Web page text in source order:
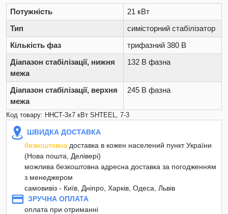
Потужність
21 кВт
Тип
симісторний стабілізатор
Кількість фаз
трифазний 380 В
Діапазон стабілізації, нижня
межа
132 В фазна
Діапазон стабілізації, верхня
межа
245 В фазна
Код товару: ННСТ-3х7 кВт SHTEEL, 7-3
ШВИДКА ДОСТАВКА
безкоштовна доставка в кожен населений пункт України
(Нова пошта, Делівері)
можлива безкоштовна адресна доставка за погодженням
з менеджером
самовивіз - Київ, Дніпро, Харків, Одеса, Львів
ЗРУЧНА ОПЛАТА
оплата при отриманні